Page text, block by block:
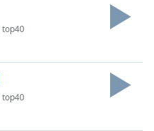
top40
top40